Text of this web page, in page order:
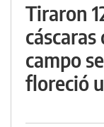
Tiraron
campo
floreció